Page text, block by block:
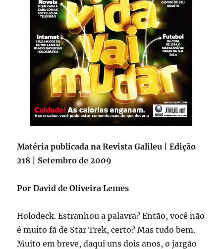
Matéria publicada na Revista Galileu | Edição
218 | Setembro de 2009
Por David de Oliveira Lemes
Holodeck. Estranhou a palavra? Então, você não
é muito fã de Star Trek, certo? Mas tudo bem.
Muito em breve, daqui uns dois anos, o jargão